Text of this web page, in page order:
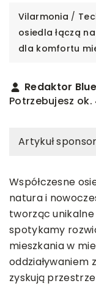
Vilarmonia /
osiedla łączą
dla komfortu
Redaktor
Potrzebujesz
Artykuł
Współczesne
natura i
tworząc
spotykamy
mieszkania w
oddziaływaniem
zyskują